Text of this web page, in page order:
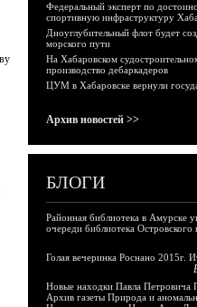
Федеральный эксперт по
спортивную инфраструктуру
Дноуглубительный флот будет
морского пути
На Хабаровском
производство дебаркадеров
ЦУМ в Хабаровске вернули
Архив новостей >>
БЛОГИ
Районная библиотека в Амурске
очереди библиотека Островского
Голая вечеринка Роснано 2015г.
Новые находки Павла Петровича
Архив газеты Природа и